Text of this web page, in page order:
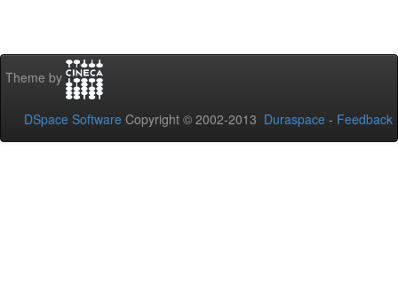
Theme by
DSpace Software Copyright © 2002-2013 Duraspace - Feedback